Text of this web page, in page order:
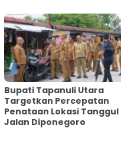
‎Bupati Tapanuli Utara
Targetkan Percepatan
Penataan Lokasi Tanggul
Jalan Diponegoro